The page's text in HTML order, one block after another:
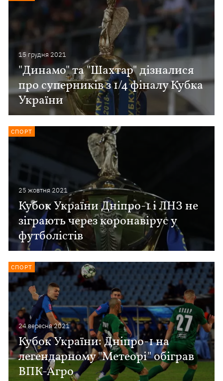
15 грудня 2021
"Динамо" та "Шахтар" дізналися
про суперників з 1/4 фіналу Кубка
України
25 жовтня 2021
Кубок України Дніпро-1 і ЛНЗ не
зіграють через коронавірус у
футболістів
СПОРТ
24 вересня 2021
Кубок України: Дніпро-1 на
легендарному "Метеорі" обіграв
ВПК-Агро
СПОРТ